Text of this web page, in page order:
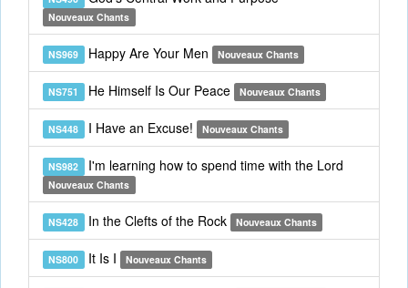
Nouveaux Chants
NS969 Happy Are Your Men Nouveaux Chants
NS751 He Himself Is Our Peace Nouveaux Chants
NS448 I Have an Excuse! Nouveaux Chants
NS982 I'm learning how to spend time with the Lord
Nouveaux Chants
NS428 In the Clefts of the Rock Nouveaux Chants
NS800 It Is I Nouveaux Chants